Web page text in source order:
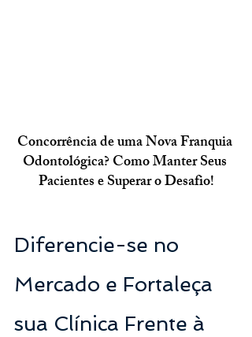
Concorrência de uma Nova Franquia
Odontológica? Como Manter Seus
Pacientes e Superar o Desafio!
Diferencie-se no
Mercado e Fortaleça
sua Clínica Frente à